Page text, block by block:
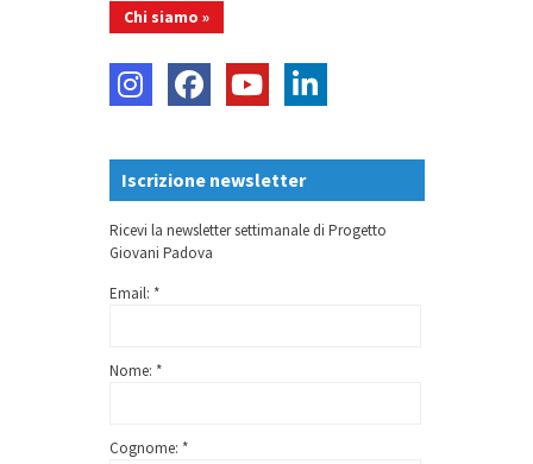
Chi siamo »
Iscrizione newsletter
Ricevi la newsletter settimanale di Progetto
Giovani Padova
Email: *
Nome: *
Cognome: *